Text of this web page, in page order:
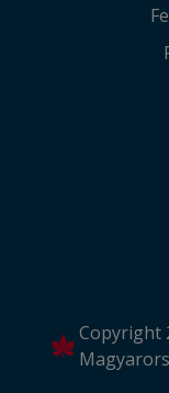
Copyright